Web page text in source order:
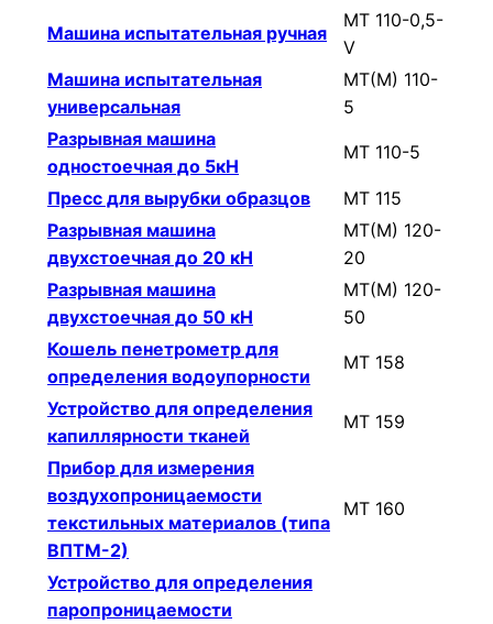
Машина испытательная ручная
МТ 110-0,5-
V
Машина испытательная
универсальная
МТ(М) 110-
5
Разрывная машина
одностоечная до 5кН
МТ 110-5
Пресс для вырубки образцов
МТ 115
Разрывная машина
двухстоечная до 20 кН
МТ(М) 120-
20
Разрывная машина
двухстоечная до 50 кН
МТ(М) 120-
50
Кошель пенетрометр для
определения водоупорности
МТ 158
Устройство для определения
капиллярности тканей
МТ 159
Прибор для измерения
воздухопроницаемости
текстильных материалов (типа
ВПТМ-2)
МТ 160
Устройство для определения
паропроницаемости